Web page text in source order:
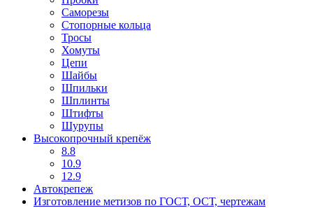
Саморезы
Стопорные кольца
Тросы
Хомуты
Цепи
Шайбы
Шпильки
Шплинты
Штифты
Шурупы
Высокопрочный крепёж
8.8
10.9
12.9
Автокрепеж
Изготовление метизов по ГОСТ, ОСТ, чертежам